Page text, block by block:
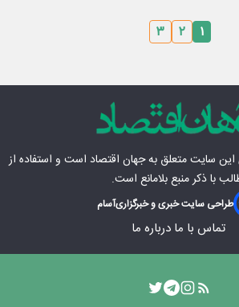
۱ ۲ ۳
این سایت متعلق بهجهان اقتصاد است و استفاده از
با ذکر منبع بلامانع است.
طراحی سایت خبری و خبرگزاریآسام
تماس با ما درباره ما